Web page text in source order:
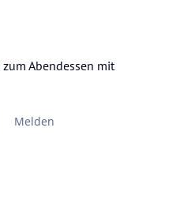
Abendessen mit
Melden